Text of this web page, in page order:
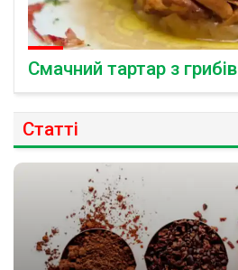
Смачний тартар з грибів
Статті